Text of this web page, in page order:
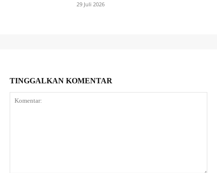
29 Juli 2026
TINGGALKAN KOMENTAR